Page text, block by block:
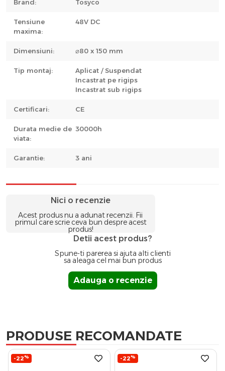
Brand: Tosyco
Tensiune
maxima:
48V DC
Dimensiuni: ⌀80 x 150 mm
Tip montaj:
Aplicat / Suspendat
Incastrat pe rigips
Incastrat sub rigips
Certificari: CE
Durata medie de
viata:
30000h
Garantie: 3 ani
Nici o recenzie
Acest produs nu a adunat recenzii. Fii
primul care scrie ceva bun despre acest
produs!
Detii acest produs?
Spune-ti parerea si ajuta alti clienti
sa aleaga cel mai bun produs
Adauga o recenzie
PRODUSE RECOMANDATE
-22% -22%